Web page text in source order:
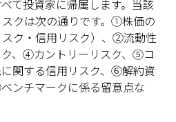
て投資家に帰属します。当該
クは次の通りです。①株価の
ク・信用リスク）、②流動性
、④カントリーリスク、⑤コ
関する信用リスク、⑥解約資
ンチマークに係る留意点な